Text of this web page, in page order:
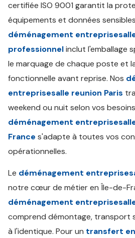
certifiée ISO 9001 garantit la
équipements et données
déménagement
professionnelinclut l'emballage
le marquage de chaque poste et
fonctionnelle avant reprise. Nos
entreprisesalle reunion Paris
weekend ou nuit selon vos
déménagement
France s'adapte à toutes vos
opérationnelles.
Le déménagement
notre cœur de métier en Île-de-
déménagement
comprend démontage, transport
à l'identique. Pour un transfert